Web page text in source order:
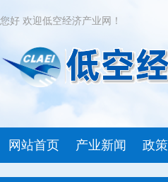
您好 欢迎低空经济产业网！
网站首页 产业新闻 政